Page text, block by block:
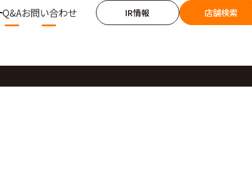
Q&Aお問い合わせ IR情報 店舗検索